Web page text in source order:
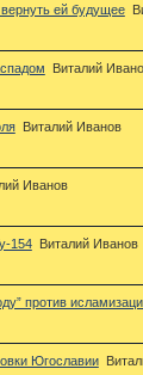
ей будущее
Виталий
Виталий Иванов
Иванов
154
Виталий Иванов
против
Югославии